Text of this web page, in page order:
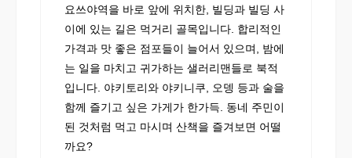
요쓰야역을 바로 앞에 위치한, 빌딩과 빌딩 사
이에 있는 길은 먹거리 골목입니다. 합리적인
가격과 맛 좋은 점포들이 늘어서 있으며, 밤에
는 일을 마치고 귀가하는 샐러리맨들로 북적
입니다. 야키토리와 야키니쿠, 오뎅 등과 술을
함께 즐기고 싶은 가게가 한가득. 동네 주민이
된 것처럼 먹고 마시며 산책을 즐겨보면 어떨
까요?